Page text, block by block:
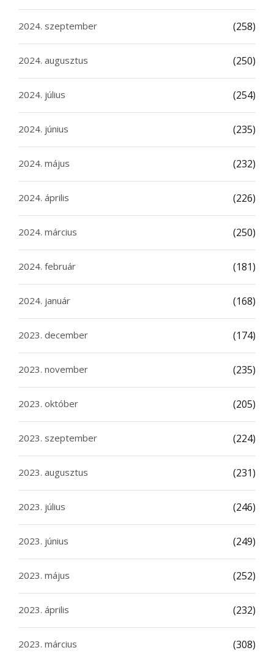
2024. szeptember (258)
2024. augusztus (250)
2024. július (254)
2024. június (235)
2024. május (232)
2024. április (226)
2024. március (250)
2024. február (181)
2024. január (168)
2023. december (174)
2023. november (235)
2023. október (205)
2023. szeptember (224)
2023. augusztus (231)
2023. július (246)
2023. június (249)
2023. május (252)
2023. április (232)
2023. március (308)